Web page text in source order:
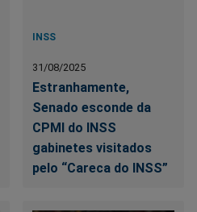
INSS
31/08/2025
Estranhamente,
Senado esconde da
CPMI do INSS
gabinetes visitados
pelo “Careca do INSS”